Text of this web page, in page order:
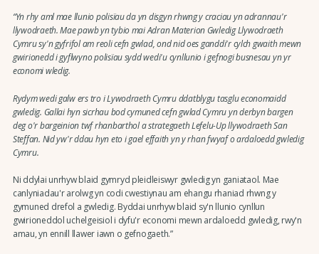
“Yn rhy aml mae llunio polisïau da yn disgyn rhwng y craciau yn adrannau'r
llywodraeth. Mae pawb yn tybio mai Adran Materion Gwledig Llywodraeth
Cymru sy'n gyfrifol am reoli cefn gwlad, ond nid oes ganddi'r cylch gwaith mewn
gwirionedd i gyflwyno polisïau sydd wedi'u cynllunio i gefnogi busnesau yn yr
economi wledig.
Rydym wedi galw ers tro i Lywodraeth Cymru ddatblygu tasglu economaidd
gwledig. Gallai hyn sicrhau bod cymuned cefn gwlad Cymru yn derbyn bargen
deg o'r bargeinion twf rhanbarthol a strategaeth Lefelu-Up llywodraeth San
Steffan. Nid yw'r ddau hyn eto i gael effaith yn y rhan fwyaf o ardaloedd gwledig
Cymru.
Ni ddylai unrhyw blaid gymryd pleidleiswyr gwledig yn ganiataol. Mae
canlyniadau'r arolwg yn codi cwestiynau am ehangu rhaniad rhwng y
gymuned drefol a gwledig. Byddai unrhyw blaid sy'n llunio cynllun
gwirioneddol uchelgeisiol i dyfu'r economi mewn ardaloedd gwledig, rwy'n
amau, yn ennill llawer iawn o gefnogaeth.”